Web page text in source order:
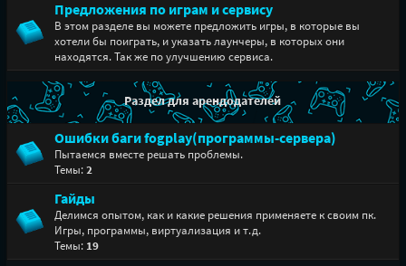
Предложения по играм и сервису
В этом разделе вы можете предложить игры, в которые вы
хотели бы поиграть, и указать лаунчеры, в которых они
находятся. Так же по улучшению сервиса.
Раздел для арендодателей
Ошибки баги fogplay(программы-сервера)
Пытаемся вместе решать проблемы.
Темы:2
Гайды
Делимся опытом, как и какие решения применяете к своим пк.
Игры, программы, виртуализация и т.д.
Темы: 19